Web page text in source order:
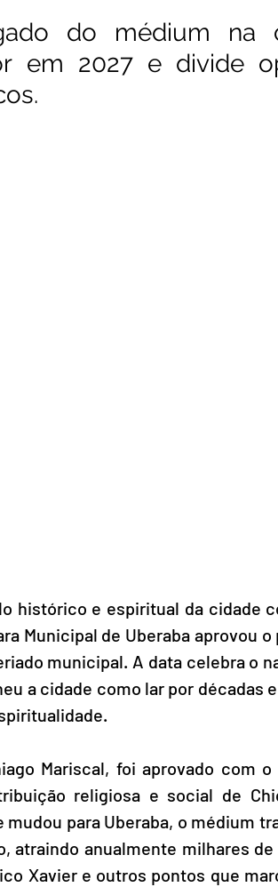
do médium na
em 2027 e divide
histórico e espiritual da cidade
Municipal de Uberaba aprovou
municipal. A data celebra o
a cidade como lar por décadas
Mariscal, foi aprovado com
religiosa e social de
mudou para Uberaba, o médium
atraindo anualmente milhares
Xavier e outros pontos que